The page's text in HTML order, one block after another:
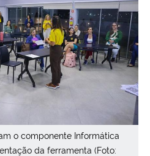
o componente Informática
da ferramenta (Foto: